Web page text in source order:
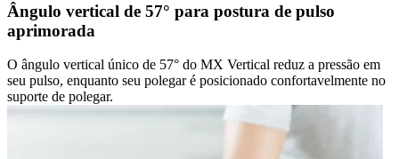
Ângulo vertical de 57° para postura de pulso
aprimorada
O ângulo vertical único de 57° do MX Vertical reduz a pressão em
seu pulso, enquanto seu polegar é posicionado confortavelmente no
suporte de polegar.